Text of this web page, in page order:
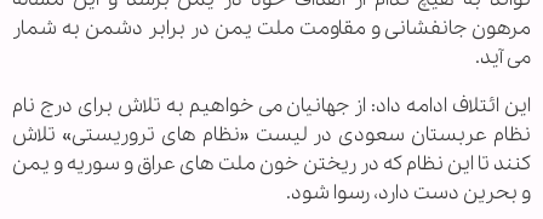
مرهون جانفشانی و مقاومت ملت یمن در برابر دشمن به شمار
می آید.
این ائتلاف ادامه داد: از جهانیان می خواهیم به تلاش برای درج نام
نظام عربستان سعودی در لیست «نظام های تروریستی» تلاش
کنند تا این نظام که در ریختن خون ملت های عراق و سوریه و یمن
و بحرین دست دارد، رسوا شود.